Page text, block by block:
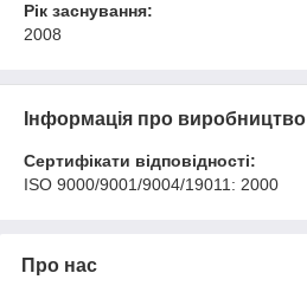
Рік заснування:
2008
Інформація про виробництво
Сертифікати відповідності:
ISO 9000/9001/9004/19011: 2000
Про нас